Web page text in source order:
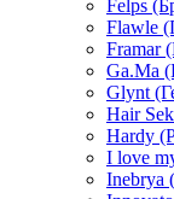
Felps
Flawle
Framar
Ga.Ma
Glynt
Hair
Hardy
I love
Inebrya